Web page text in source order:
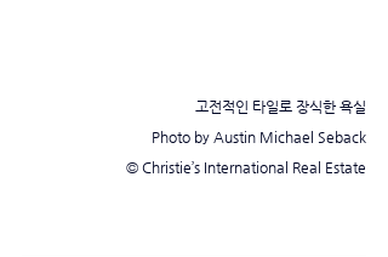
고전적인 타일로 장식한 욕실
Photo by Austin Michael Seback
© Christie’s International Real Estate